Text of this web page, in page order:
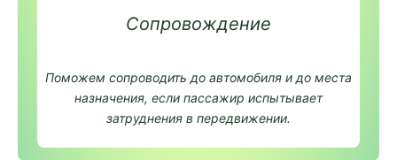
Сопровождение
Поможем сопроводить до автомобиля и до места
назначения, если пассажир испытывает
затруднения в передвижении.